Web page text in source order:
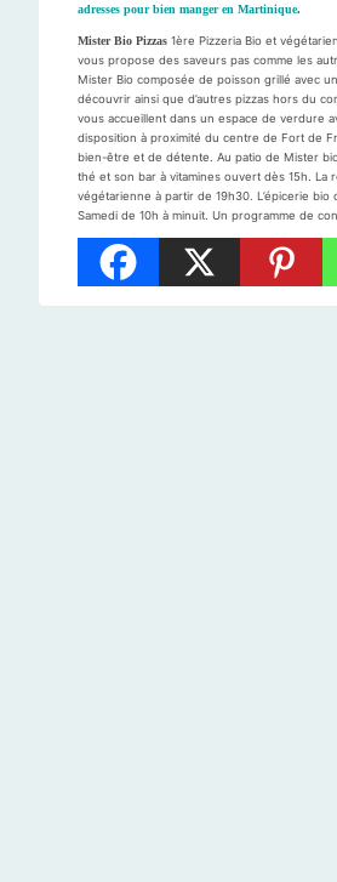
adresses pour bien manger en Martinique.
Mister Bio Pizzas 1ère Pizzeria Bio et
vous propose des saveurs pas comme les
Mister Bio composée de poisson grillé avec
découvrir ainsi que d’autres pizzas hors du
vous accueillent dans un espace de verdure
disposition à proximité du centre de Fort de
bien-être et de détente. Au patio de Mister
thé et son bar à vitamines ouvert dès 15h. La
végétarienne à partir de 19h30. L’épicerie bio
Samedi de 10h à minuit. Un programme de